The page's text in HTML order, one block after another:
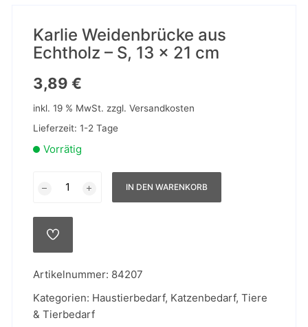
Karlie Weidenbrücke aus
Echtholz – S, 13 x 21 cm
3,89€
inkl. 19 % MwSt. zzgl.Versandkosten
Lieferzeit:1-2 Tage
Vorrätig
Weidenbrücke
Echtholz
13
x
21
IN DEN WARENKORB
AUF
Artikelnummer: 84207
Kategorien: Haustierbedarf, Katzenbedarf,Tiere
& Tierbedarf